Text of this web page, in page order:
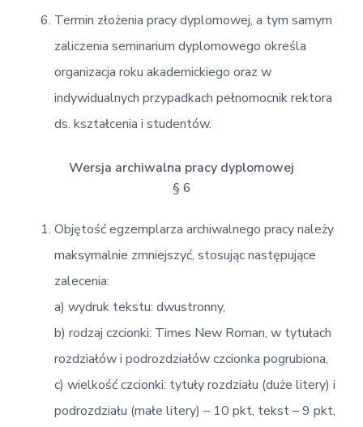
Termin złożenia pracy dyplomowej, a tym samym
zaliczenia seminarium dyplomowego określa
organizacja roku akademickiego oraz w
indywidualnych przypadkach pełnomocnik rektora
ds. kształcenia i studentów.
Wersja archiwalna pracy dyplomowej
§ 6
Objętość egzemplarza archiwalnego pracy należy
maksymalnie zmniejszyć, stosując następujące
zalecenia:
a) wydruk tekstu: dwustronny,
b) rodzaj czcionki: Times New Roman, w tytułach
rozdziałów i podrozdziałów czcionka pogrubiona,
c) wielkość czcionki: tytuły rozdziału (duże litery) i
podrozdziału (małe litery) – 10 pkt, tekst – 9 pkt,